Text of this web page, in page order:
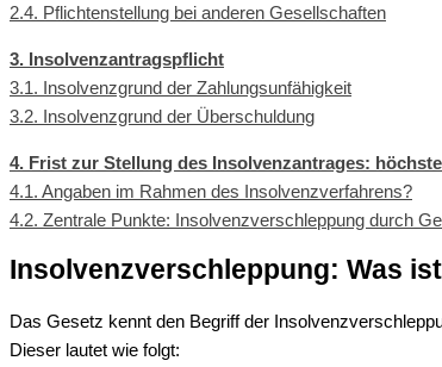
2.4. Pflichtenstellung bei anderen Gesellschaften
3. Insolvenzantragspflicht
3.1. Insolvenzgrund der Zahlungsunfähigkeit
3.2. Insolvenzgrund der Überschuldung
4. Frist zur Stellung des Insolvenzantrages:
4.1. Angaben im Rahmen des Insolvenzverfahrens?
4.2. Zentrale Punkte: Insolvenzverschleppung durch
Insolvenzverschleppung: Was
Das Gesetz kennt den Begriff der
Dieser lautet wie folgt: